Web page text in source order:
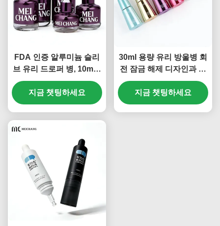
FDA 인증 알루미늄 슬리
브 유리 드로퍼 병, 10ml ~
60ml 크기의 스킨케어 세
럼 및 오일 맞춤형
지금 챗팅하세요
30ml 용량 유리 방울병 회
전 잠금 해제 디자인과 고
급 피부 관리를 위해 높은
밀폐 구조
지금 챗팅하세요